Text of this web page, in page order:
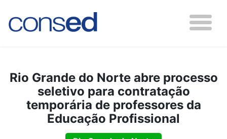
Rio Grande do Norte abre processo
seletivo para contratação
temporária de professores da
Educação Profissional